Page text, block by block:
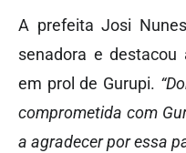
A prefeita Josi
senadora e
em prol de Gurupi.
comprometida com
a agradecer por essa